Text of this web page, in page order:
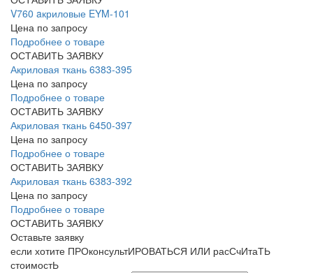
V760 aкриловые EYM-101
Цена по запросу
Подробнее о товаре
ОСТАВИТЬ ЗАЯВКУ
Акриловая ткань 6383-395
Цена по запросу
Подробнее о товаре
ОСТАВИТЬ ЗАЯВКУ
Акриловая ткань 6450-397
Цена по запросу
Подробнее о товаре
ОСТАВИТЬ ЗАЯВКУ
Акриловая ткань 6383-392
Цена по запросу
Подробнее о товаре
ОСТАВИТЬ ЗАЯВКУ
Оставьте заявку
если хотите ПРОконсультИРОВАТЬСЯ ИЛИ расСчИтаТЬ
стоимостЬ